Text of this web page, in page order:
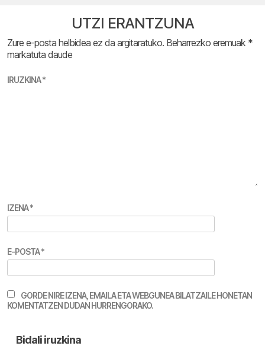
UTZI ERANTZUNA
Zure e-posta helbidea ez da argitaratuko. Beharrezko eremuak *
markatuta daude
IRUZKINA*
IZENA*
E-POSTA*
GORDE NIRE IZENA, EMAILA ETA WEBGUNEA BILATZAILE HONETAN
KOMENTATZEN DUDAN HURRENGORAKO.